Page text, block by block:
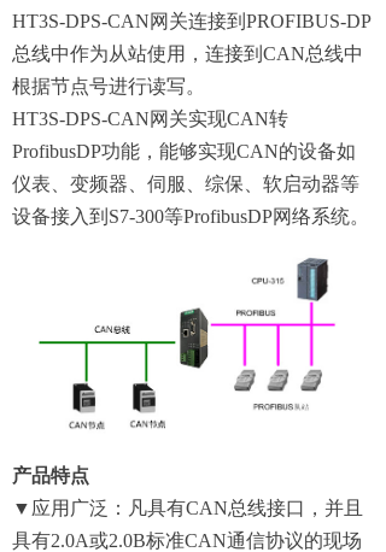
HT3S-DPS-CAN网关连接到PROFIBUS-DP
总线中作为从站使用，连接到CAN总线中
根据节点号进行读写。
HT3S-DPS-CAN网关实现CAN转
ProfibusDP功能，能够实现CAN的设备如
仪表、变频器、伺服、综保、软启动器等
设备接入到S7-300等ProfibusDP网络系统。
产品特点
▼应用广泛：凡具有CAN总线接口，并且
具有2.0A或2.0B标准CAN通信协议的现场